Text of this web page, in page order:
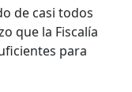
de casi todos
que la Fiscalía
para